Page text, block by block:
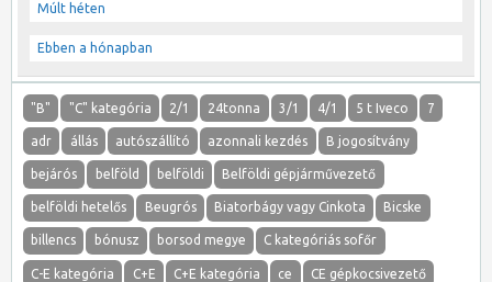
Múlt héten
Ebben a hónapban
"B" "C" kategória 2/1 24tonna 3/1 4/1 5 t Iveco 7
adr állás autószállító azonnali kezdés B jogosítvány
bejárós belföld belföldi Belföldi gépjárművezető
belföldi hetelős Beugrós Biatorbágy vagy Cinkota Bicske
billencs bónusz borsod megye C kategóriás sofőr
C-E kategória C+E C+E kategória ce CE gépkocsivezető